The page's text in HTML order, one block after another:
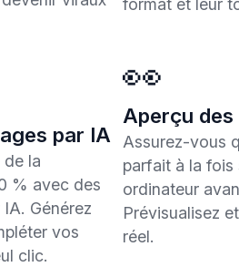
par IA
la
% avec des
Générez
vos
clic.
👀
Aperçu
Assurez-vous
parfait à la fois
ordinateur
Prévisualisez
réel.